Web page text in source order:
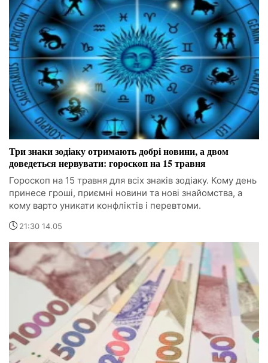
Три знаки зодіаку отримають добрі новини, а двом
доведеться нервувати: гороскоп на 15 травня
Гороскоп на 15 травня для всіх знаків зодіаку. Кому день
принесе гроші, приємні новини та нові знайомства, а
кому варто уникати конфліктів і перевтоми.
21:30 14.05